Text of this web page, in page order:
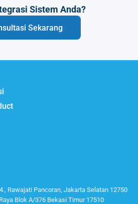
Sistem Anda?
Sekarang
Rawajati Pancoran, Jakarta Selatan 12750
Blok A/376 Bekasi Timur 17510